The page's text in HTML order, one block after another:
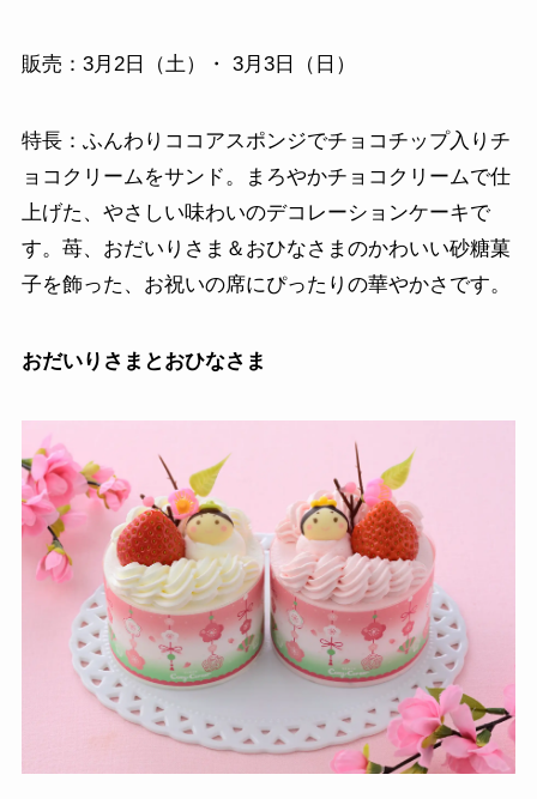
販売：3月2日（土）・ 3月3日（日）
特長：ふんわりココアスポンジでチョコチップ入りチ
ョコクリームをサンド。まろやかチョコクリームで仕
上げた、やさしい味わいのデコレーションケーキで
す。苺、おだいりさま＆おひなさまのかわいい砂糖菓
子を飾った、お祝いの席にぴったりの華やかさです。
おだいりさまとおひなさま